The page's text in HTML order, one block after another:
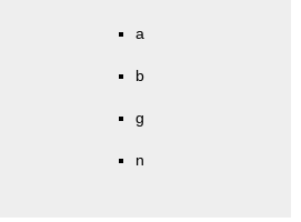
a
b
g
n